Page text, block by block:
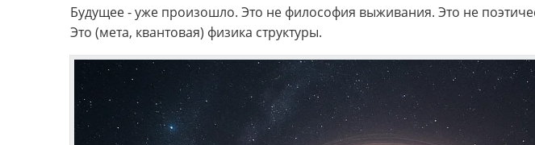
Будущее - уже произошло. Это не философия выживания. Это не
Это (мета, квантовая) физика структуры.